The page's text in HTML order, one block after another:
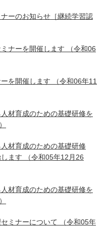
ーのお知らせ［継続学習認
ナーを開催します （令和06
を開催します （令和06年11
材育成のための基礎研修を
材育成のための基礎研修
ます （令和05年12月26
材育成のための基礎研修を
ミナーについて （令和05年